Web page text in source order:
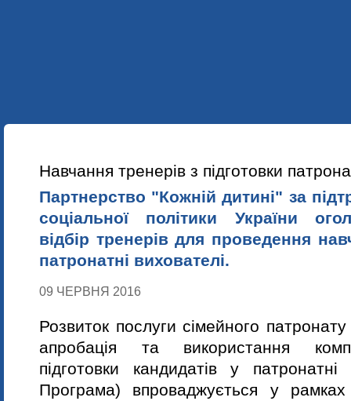
Навчання тренерів з підготовки
Партнерство "Кожній дитині" за
соціальної політики України
відбір тренерів для проведення
патронатні вихователі.
09 ЧЕРВНЯ 2016
Розвиток послуги сімейного
апробація та використання
підготовки кандидатів у
Програма) впроваджується у